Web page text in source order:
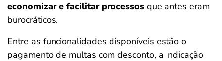
economizar e facilitar processos que antes eram
burocráticos.
Entre as funcionalidades disponíveis estão o
pagamento de multas com desconto, a indicação